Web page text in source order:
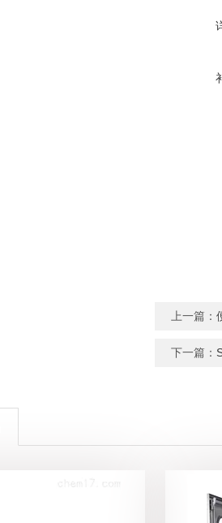
上一篇：
下一篇：